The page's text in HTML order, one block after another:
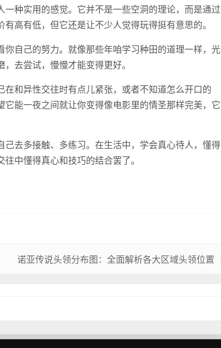
种实用的感觉。它并不是一些空洞的理论，而是通过
高有低，但它还是让不少人觉得玩得挺有意思的。
自己的努力。就像那些年咱学习种田的道理一样，光
去尝试，慢慢才能变得更好。
在和异性交往时有点儿紧张，或者不知道怎么开口的
能一夜之间就让你变得像电影里的情圣那样完美，它
去多接触、多练习。在生活中，学会真心待人，懂得
中懂得真心和技巧的结合罢了。
诺亚传说头领分布图：全面解析各大区域头领位置